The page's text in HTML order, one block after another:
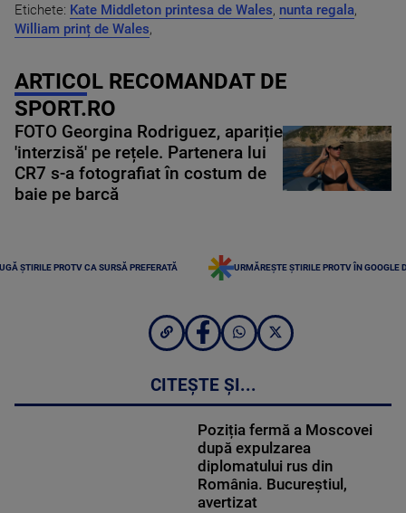
Etichete: Kate Middleton printesa de Wales, nunta regala,
William prinț de Wales,
ARTICOL RECOMANDAT DE
SPORT.RO
FOTO Georgina Rodriguez, apariție
'interzisă' pe rețele. Partenera lui
CR7 s-a fotografiat în costum de
baie pe barcă
ȘTIRILE PROTV CA SURSĂ PREFERATĂ URMĂREȘTE ȘTIRILE PROTV ÎN GOOGLE
CITEȘTE ȘI...
Poziția fermă a Moscovei
după expulzarea
diplomatului rus din
România. Bucureștiul,
avertizat